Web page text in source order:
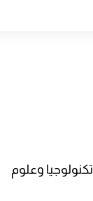
تكنولوجيا وعلوم